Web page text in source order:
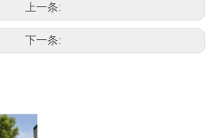
上一条:
下一条: